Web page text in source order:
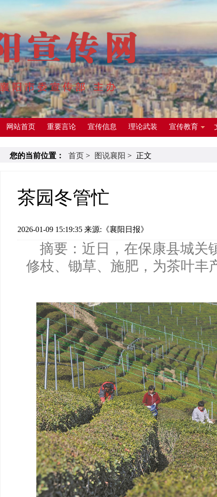
网站首页 重要言论 宣传信息 理论武装 宣传教育
您的当前位置： 首页 > 图说襄阳 > 正文
茶园冬管忙
2026-01-09 15:19:35 来源:《襄阳日报》
摘要：近日，在保康县城关
修枝、锄草、施肥，为茶叶丰